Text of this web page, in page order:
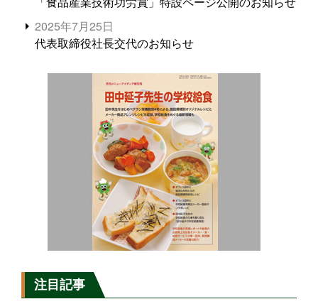
2025年7月25日
代表取締役社長交代のお知らせ
注目記事